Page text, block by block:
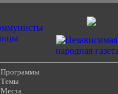
Программы
Темы
Места